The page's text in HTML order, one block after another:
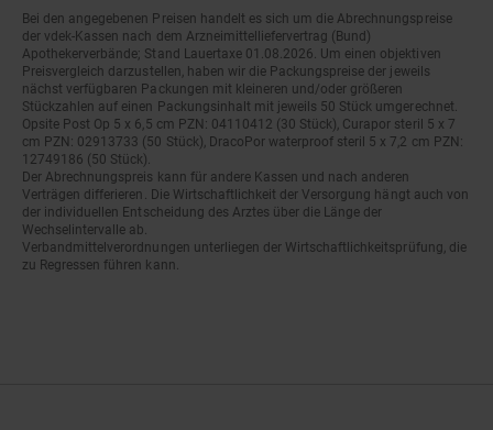
Bei den angegebenen Preisen handelt es sich um die Abrechnungspreise
der vdek-Kassen nach dem Arzneimittelliefervertrag (Bund)
Apothekerverbände; Stand Lauertaxe 01.08.2026. Um einen objektiven
Preisvergleich darzustellen, haben wir die Packungspreise der jeweils
nächst verfügbaren Packungen mit kleineren und/oder größeren
Stückzahlen auf einen Packungsinhalt mit jeweils 50 Stück umgerechnet.
Opsite Post Op 5 x 6,5 cm PZN: 04110412 (30 Stück), Curapor steril 5 x 7
cm PZN: 02913733 (50 Stück), DracoPor waterproof steril 5 x 7,2 cm PZN:
12749186 (50 Stück).
Der Abrechnungspreis kann für andere Kassen und nach anderen
Verträgen differieren. Die Wirtschaftlichkeit der Versorgung hängt auch von
der individuellen Entscheidung des Arztes über die Länge der
Wechselintervalle ab.
Verbandmittelverordnungen unterliegen der Wirtschaftlichkeitsprüfung, die
zu Regressen führen kann.